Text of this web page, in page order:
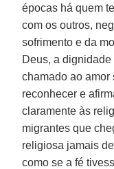
épocas há quem
com os outros,
sofrimento e da
Deus, a
chamado ao amor
reconhecer e
claramente às
migrantes que
religiosa jamais
como se a fé